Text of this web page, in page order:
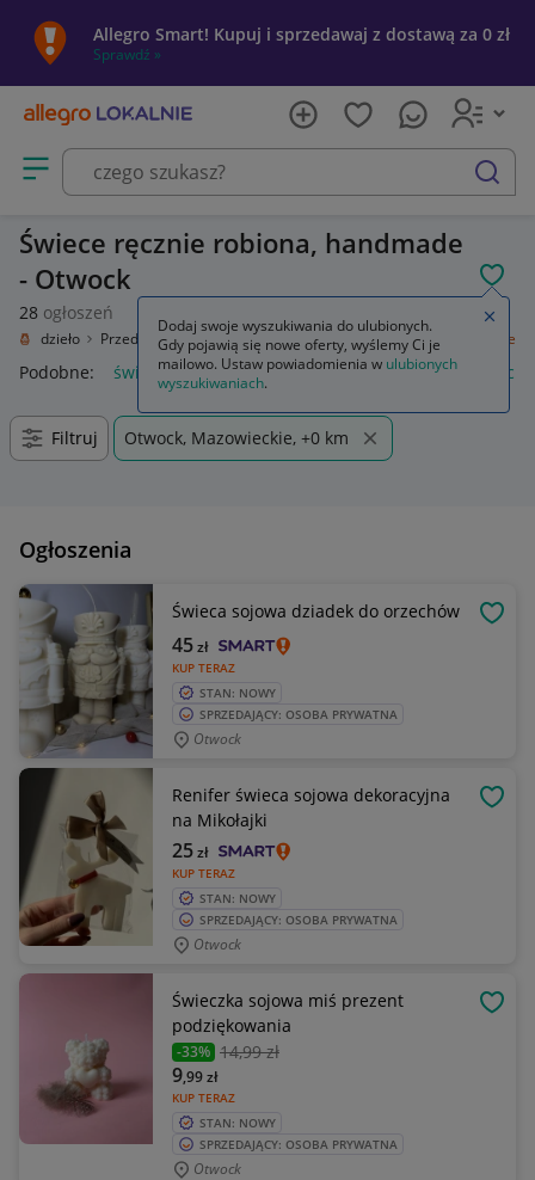
Allegro Smart! Kupuj i sprzedawaj z dostawą za 0 zł
Sprawdź »
Otwórz menu z kategoriami
szukaj
Świece ręcznie robiona, handmade
- Otwock
28 ogłoszeń
Rękodzieło Przedmioty ręcznie wykonane Wyposażenie domu Świece
Podobne: świece zapłonowe świece sojowe świece
Filtruj Otwock, Mazowieckie, +0 km
Ogłoszenia
Świeca sojowa dziadek do orzechów
KUP TERAZ
45zł
STAN: NOWY
SPRZEDAJĄCY: OSOBA PRYWATNA
Otwock
Renifer świeca sojowa dekoracyjna
na Mikołajki
KUP TERAZ
25zł
STAN: NOWY
SPRZEDAJĄCY: OSOBA PRYWATNA
Otwock
Świeczka sojowa miś prezent
podziękowania
-33% 14,99 zł
KUP TERAZ
9,99zł
STAN: NOWY
SPRZEDAJĄCY: OSOBA PRYWATNA
Otwock
Dodaj swoje wyszukiwania do ulubionych.
Gdy pojawią się nowe oferty, wyślemy Ci je
mailowo. Ustaw powiadomienia w ulubionych
wyszukiwaniach.